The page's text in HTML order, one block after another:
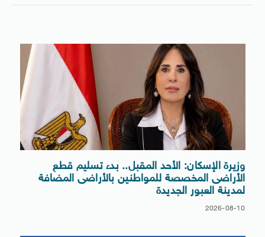
وزيرة الإسكان: الأحد المقبل.. بدء تسليم قطع
الأراضى المخصصة للمواطنين بالأراضى المضافة
لمدينة العبور الجديدة
2026-08-10